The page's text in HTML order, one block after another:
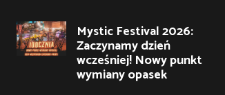
Mystic Festival 2026:
Zaczynamy dzień
wcześniej! Nowy punkt
wymiany opasek